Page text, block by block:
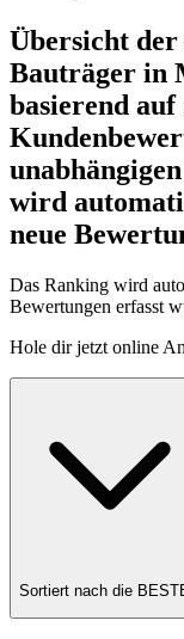
Übersicht
Bauträger in
basierend auf
wird
neue
Das Ranking wird
Bewertungen erfasst
Hole dirjetzt online
Sortiert nach die